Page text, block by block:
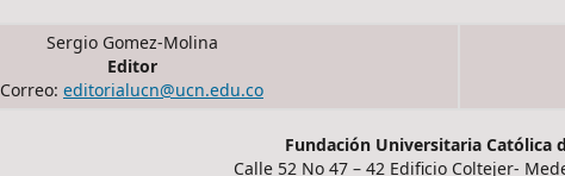
Sergio Gomez-Molina
Editor
Correo: editorialucn@ucn.edu.co
Fundación Universitaria Católica
Calle 52 No 47 – 42 Edificio Coltejer-